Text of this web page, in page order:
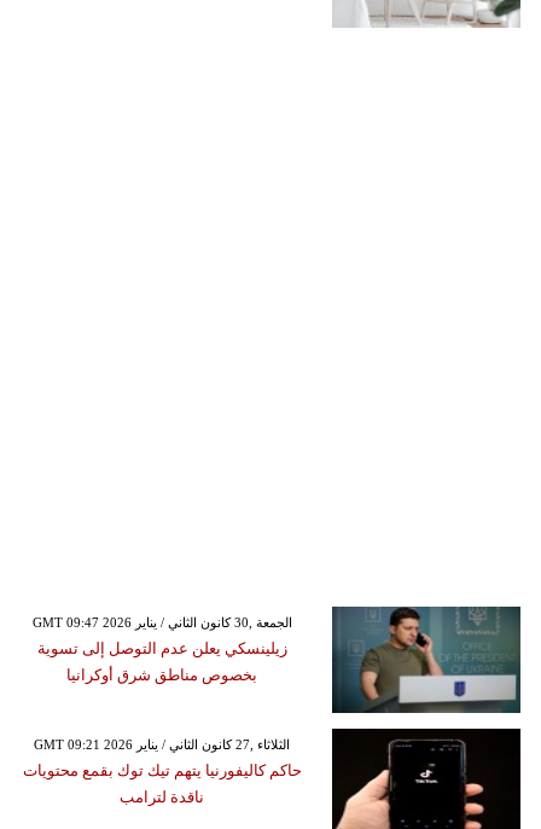
GMT 09:47 2026 الجمعة ,30 كانون الثاني / يناير
زيلينسكي يعلن عدم التوصل إلى تسوية
بخصوص مناطق شرق أوكرانيا
GMT 09:21 2026 الثلاثاء ,27 كانون الثاني / يناير
حاكم كاليفورنيا يتهم تيك توك بقمع محتويات
ناقدة لترامب